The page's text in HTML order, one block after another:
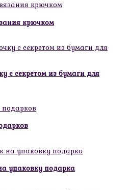
крючком
с секретом из бумаги для
упаковку подарка